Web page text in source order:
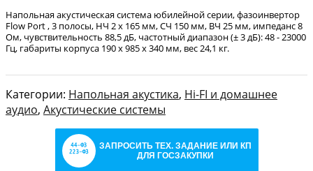
Напольная акустическая система юбилейной серии, фазоинвертор
Flow Port , 3 полосы, НЧ 2 х 165 мм, СЧ 150 мм, ВЧ 25 мм, импеданс 8
Ом, чувствительность 88,5 дБ, частотный диапазон (± 3 дБ): 48 - 23000
Гц, габариты корпуса 190 x 985 x 340 мм, вес 24,1 кг.
Категории: Напольная акустика, Hi-FI и домашнее
аудио, Акустические системы
ЗАПРОСИТЬ ТЕХ. ЗАДАНИЕ ИЛИ КП
ДЛЯ ГОСЗАКУПКИ